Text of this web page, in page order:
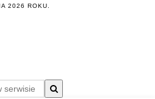
2026 ROKU.